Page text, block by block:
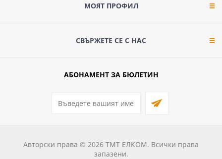
МОЯТ ПРОФИЛ
СВЪРЖЕТЕ СЕ С НАС
АБОНАМЕНТ ЗА БЮЛЕТИН
Авторски права © 2026 ТМТ ЕЛКОМ. Всички права
запазени.